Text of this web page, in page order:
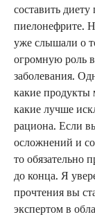
составить
пиелонефрите.
уже слышали о
огромную роль
заболевания.
какие продукты
какие лучше
рациона. Если
осложнений и
то обязательно
до конца. Я
прочтения вы
экспертом в